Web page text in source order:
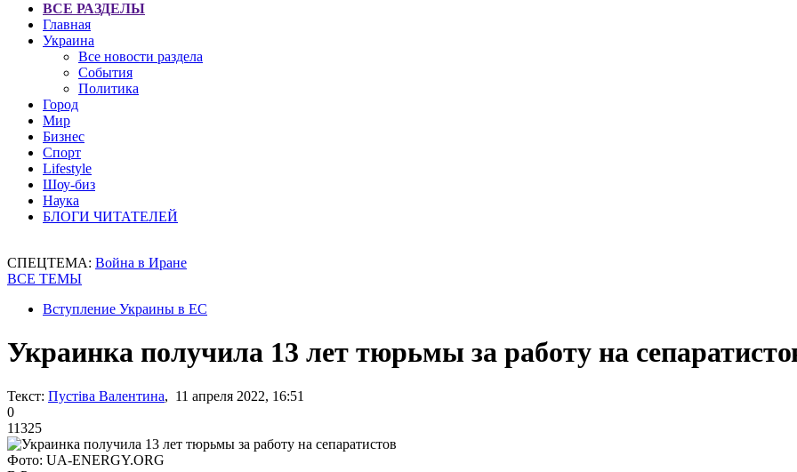
ВСЕ РАЗДЕЛЫ
Главная
Украина
Все новости раздела
События
Политика
Город
Мир
Бизнес
Спорт
Lifestyle
Шоу-биз
Наука
БЛОГИ ЧИТАТЕЛЕЙ
СПЕЦТЕМА: Война в Иране
ВСЕ ТЕМЫ
Вступление Украины в ЕС
Украинка получила 13 лет тюрьмы за работу на
Текст: Пустіва Валентина, 11 апреля 2022, 16:51
0
11325
Фото: UA-ENERGY.ORG